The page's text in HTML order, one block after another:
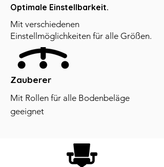
Optimale Einstellbarkeit.
Mit verschiedenen
Einstellmöglichkeiten für alle Größen.
Zauberer
Mit Rollen für alle Bodenbeläge
geeignet